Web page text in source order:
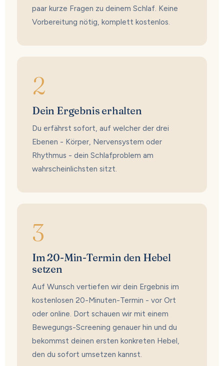
paar kurze Fragen zu deinem Schlaf. Keine
Vorbereitung nötig, komplett kostenlos.
2
Dein Ergebnis erhalten
Du erfährst sofort, auf welcher der drei
Ebenen - Körper, Nervensystem oder
Rhythmus - dein Schlafproblem am
wahrscheinlichsten sitzt.
3
Im 20-Min-Termin den Hebel
setzen
Auf Wunsch vertiefen wir dein Ergebnis im
kostenlosen 20-Minuten-Termin - vor Ort
oder online. Dort schauen wir mit einem
Bewegungs-Screening genauer hin und du
bekommst deinen ersten konkreten Hebel,
den du sofort umsetzen kannst.